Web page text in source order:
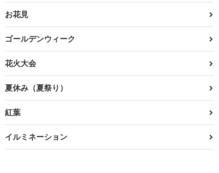
お花見
ゴールデンウィーク
花火大会
夏休み（夏祭り）
紅葉
イルミネーション